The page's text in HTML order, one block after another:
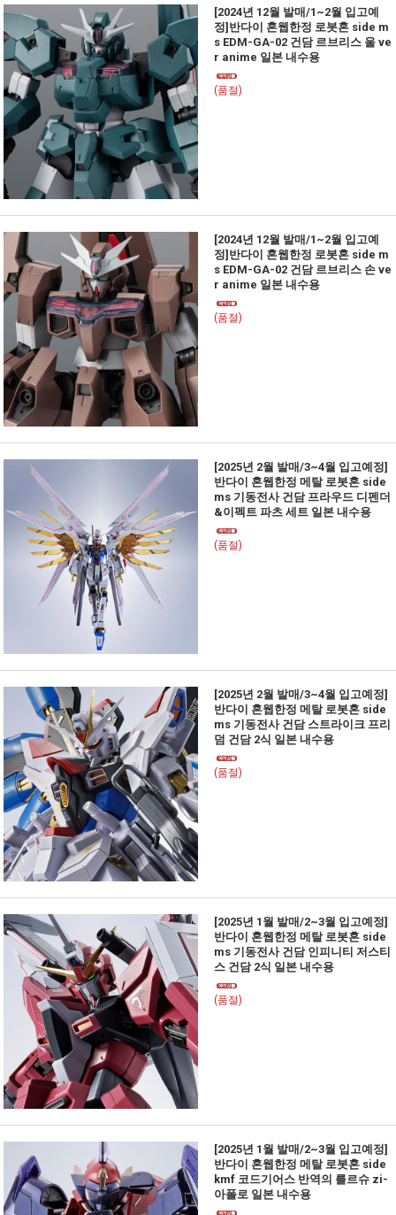
[2024년 12월 발매/1~2월 입고예
정]반다이 혼웹한정 로봇혼 side m
s EDM-GA-02 건담 르브리스 울 ve
r anime 일본 내수용
(품절)
[2024년 12월 발매/1~2월 입고예
정]반다이 혼웹한정 로봇혼 side m
s EDM-GA-02 건담 르브리스 손 ve
r anime 일본 내수용
(품절)
[2025년 2월 발매/3~4월 입고예정]
반다이 혼웹한정 메탈 로봇혼 side
ms 기동전사 건담 프라우드 디펜더
&이펙트 파츠 세트 일본 내수용
(품절)
[2025년 2월 발매/3~4월 입고예정]
반다이 혼웹한정 메탈 로봇혼 side
ms 기동전사 건담 스트라이크 프리
덤 건담 2식 일본 내수용
(품절)
[2025년 1월 발매/2~3월 입고예정]
반다이 혼웹한정 메탈 로봇혼 side
ms 기동전사 건담 인피니티 저스티
스 건담 2식 일본 내수용
(품절)
[2025년 1월 발매/2~3월 입고예정]
반다이 혼웹한정 메탈 로봇혼 side
kmf 코드기어스 반역의 를르슈 zi-
아폴로 일본 내수용